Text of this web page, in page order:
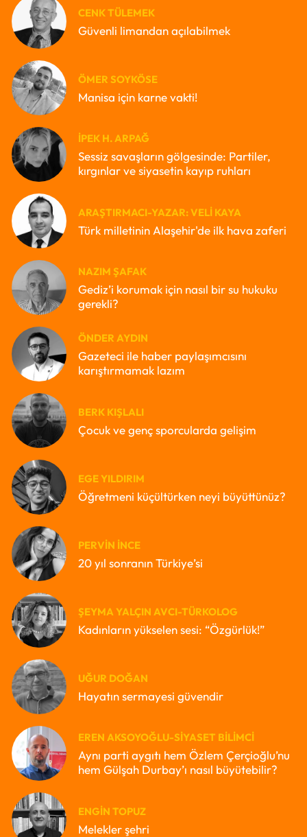
CENK TÜLEMEK
Güvenli limandan açılabilmek
ÖMER SOYKÖSE
Manisa için karne vakti!
İPEK H. ARPAĞ
Sessiz savaşların gölgesinde: Partiler,
kırgınlar ve siyasetin kayıp ruhları
ARAŞTIRMACI-YAZAR: VELI KAYA
Türk milletinin Alaşehir'de ilk hava zaferi
NAZIM ŞAFAK
Gediz’i korumak için nasıl bir su hukuku
gerekli?
ÖNDER AYDIN
Gazeteci ile haber paylaşımcısını
karıştırmamak lazım
BERK KIŞLALI
Çocuk ve genç sporcularda gelişim
EGE YILDIRIM
Öğretmeni küçültürken neyi büyüttünüz?
PERVIN İNCE
20 yıl sonranın Türkiye’si
ŞEYMA YALÇIN AVCI-TÜRKOLOG
Kadınların yükselen sesi: “Özgürlük!”
UĞUR DOĞAN
Hayatın sermayesi güvendir
EREN AKSOYOĞLU-SIYASET BILIMCI
Aynı parti aygıtı hem Özlem Çerçioğlu’nu
hem Gülşah Durbay’ı nasıl büyütebilir?
ENGIN TOPUZ
Melekler şehri